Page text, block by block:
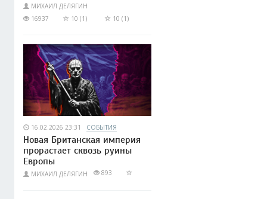
МИХАИЛ ДЕЛЯГИН
16937
10 (1) 10 (1)
16.02.2026 23:31 СОБЫТИЯ
Новая Британская империя
прорастает сквозь руины
Европы
МИХАИЛ ДЕЛЯГИН 893